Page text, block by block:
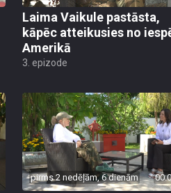
Laima Vaikule pastāsta,
kāpēc atteikusies no
Amerikā
3. epizode
pirms 2 nedēļām, 6 dienām